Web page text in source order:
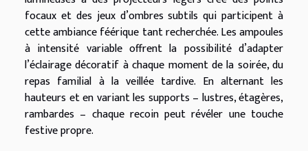
focaux et des jeux d’ombres subtils qui participent à
cette ambiance féérique tant recherchée. Les ampoules
à intensité variable offrent la possibilité d’adapter
l’éclairage décoratif à chaque moment de la soirée, du
repas familial à la veillée tardive. En alternant les
hauteurs et en variant les supports – lustres, étagères,
rambardes – chaque recoin peut révéler une touche
festive propre.